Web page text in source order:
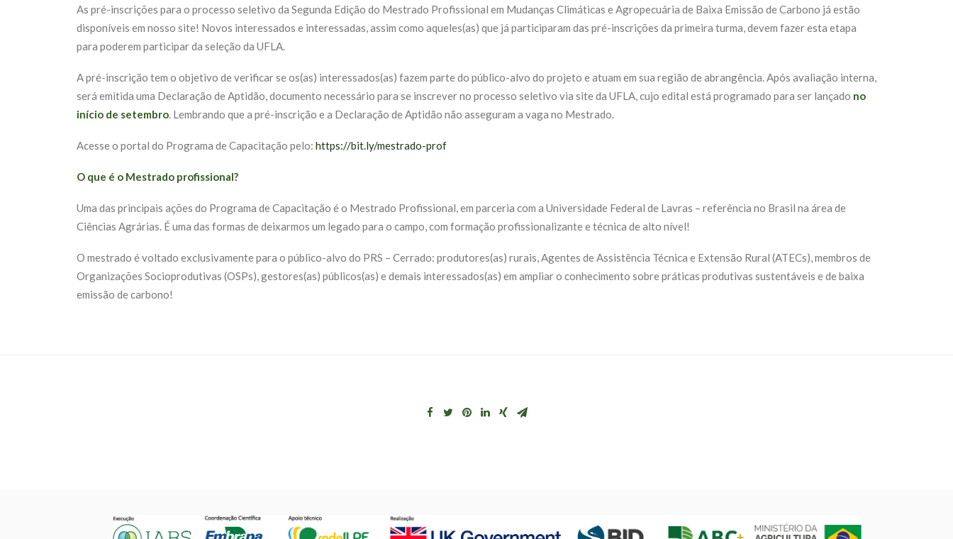
As pré-inscrições para o processo seletivo da Segunda Edição do Mestrado Profissional em Mudanças Climáticas e Agropecuária de Baixa Emissão de Carbono já estão
disponíveis em nosso site! Novos interessados e interessadas, assim como aqueles(as) que já participaram das pré-inscrições da primeira turma, devem fazer esta etapa
para poderem participar da seleção da UFLA.
A pré-inscrição tem o objetivo de verificar se os(as) interessados(as) fazem parte do público-alvo do projeto e atuam em sua região de abrangência. Após avaliação interna,
será emitida uma Declaração de Aptidão, documento necessário para se inscrever no processo seletivo via site da UFLA,cujo edital está programado para ser lançado no
início de setembro. Lembrando que a pré-inscrição e a Declaração de Aptidão não asseguram a vaga no Mestrado.
Acesse o portal do Programa de Capacitação pelo: https://bit.ly/mestrado-prof
O que é o Mestrado profissional?
Uma das principais ações do Programa de Capacitação é o Mestrado Profissional, em parceria com a Universidade Federal de Lavras – referência no Brasil na área de
Ciências Agrárias. É uma das formas de deixarmos um legado para o campo, com formação profissionalizante e técnica de alto nível!
O mestrado é voltado exclusivamente para o público-alvo do PRS – Cerrado: produtores(as) rurais, Agentes de Assistência Técnica e Extensão Rural (ATECs), membros de
Organizações Socioprodutivas (OSPs), gestores(as) públicos(as) e demais interessados(as) em ampliar o conhecimento sobre práticas produtivas sustentáveis e de baixa
emissão de carbono!